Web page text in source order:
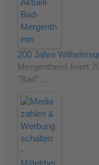
200 Jahre
Mergentheim feiert
"Bad"…